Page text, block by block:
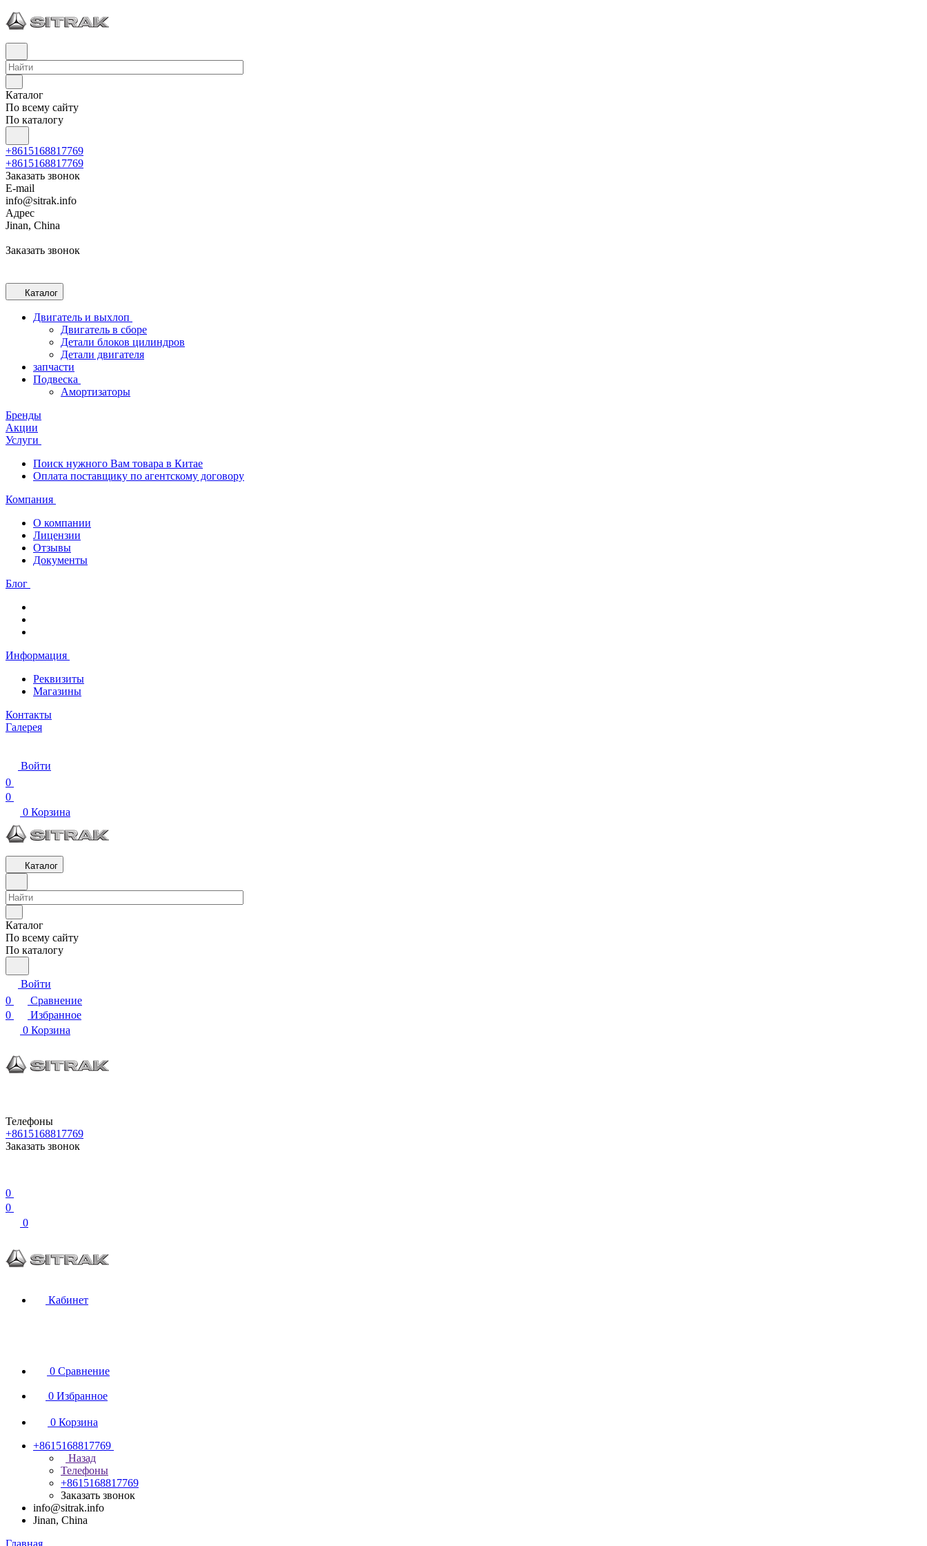
Каталог
По всему сайту
По каталогу
+8615168817769
+8615168817769
Заказать звонок
E-mail
info@sitrak.info
Адрес
Jinan, China
Заказать звонок
Каталог
Двигатель и выхлоп
Двигатель в сборе
Детали блоков цилиндров
Детали двигателя
запчасти
Подвеска
Амортизаторы
Бренды
Акции
Услуги
Поиск нужного Вам товара в Китае
Оплата поставщику по агентскому договору
Компания
О компании
Лицензии
Отзывы
Документы
Блог
Информация
Реквизиты
Магазины
Контакты
Галерея
Войти
0
0
0 Корзина
Каталог
Каталог
По всему сайту
По каталогу
Войти
0
Сравнение
0
Избранное
0 Корзина
Телефоны
+8615168817769
Заказать звонок
0
0
0
Кабинет
0 Сравнение
0 Избранное
0 Корзина
+8615168817769
Назад
Телефоны
+8615168817769
Заказать звонок
info@sitrak.info
Jinan, China
Главная